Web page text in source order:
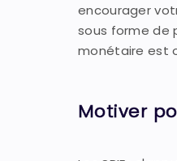
encourager
sous forme de
monétaire est
Motiver